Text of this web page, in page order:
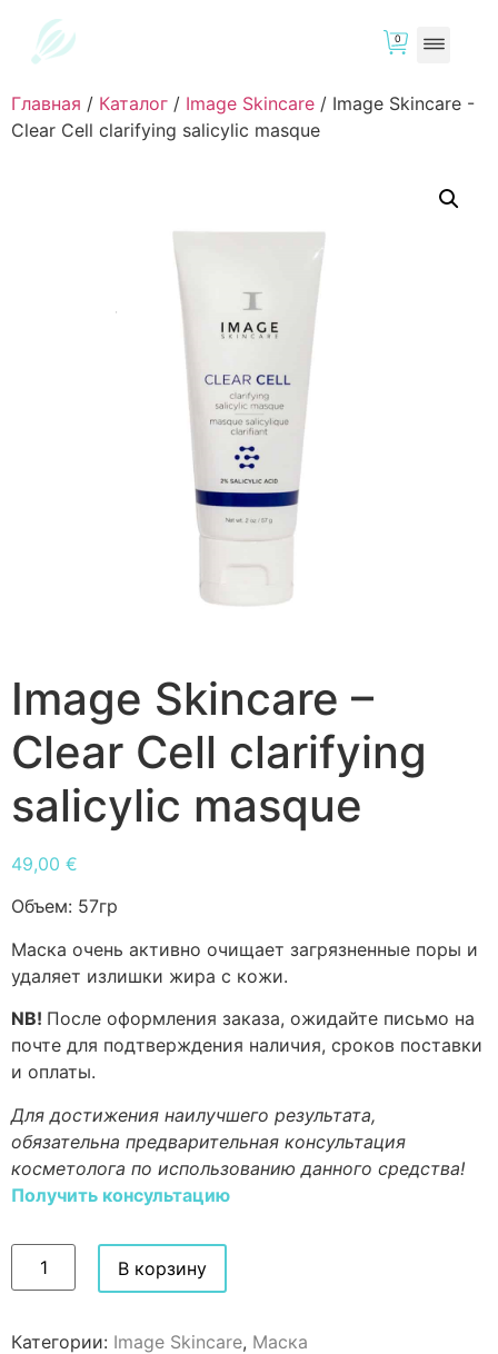
0
Главная / Каталог / Image Skincare / Image Skincare -
Clear Cell clarifying salicylic masque
Image Skincare –
Clear Cell clarifying
salicylic masque
49,00 €
Объем: 57гр
Маска очень активно очищает загрязненные поры и
удаляет излишки жира с кожи.
NB! После оформления заказа, ожидайте письмо на
почте для подтверждения наличия, сроков поставки
и оплаты.
Для достижения наилучшего результата,
обязательна предварительная консультация
косметолога по использованию данного средства!
Получить консультацию
В корзину
Категории: Image Skincare, Маска